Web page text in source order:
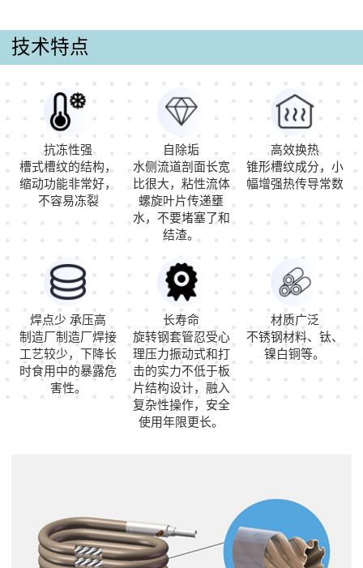
技术特点
抗冻性强
槽式槽纹的结构，
缩动功能非常好，
不容易冻裂
自除垢
水侧流道剖面长宽
比很大，粘性流体
螺旋叶片传递壅
水，不要堵塞了和
结渣。
高效换热
锥形槽纹成分，小
幅增强热传导常数
焊点少 承压高
制造厂制造厂焊接
工艺较少，下降长
时食用中的暴露危
害性。
长寿命
旋转钢套管忍受心
理压力振动式和打
击的实力不低于板
片结构设计，融入
复杂性操作，安全
使用年限更长。
材质广泛
不锈钢材料、钛、
镍白铜等。